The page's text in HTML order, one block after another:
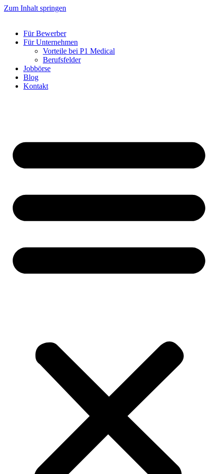
Zum Inhalt springen
Für Bewerber
Für Unternehmen
Vorteile bei P1 Medical
Berufsfelder
Jobbörse
Blog
Kontakt